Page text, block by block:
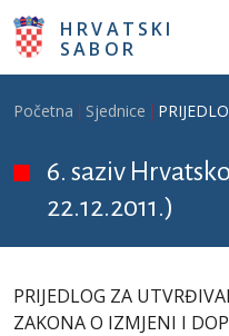
Skoči na glavni sadržaj
HRVATSKI
SABOR
Breadcrumb
Početna Sjednice
6. saziv
22.12.2011.)
PRIJEDLOG ZA
ZAKONA O IZMJENI I